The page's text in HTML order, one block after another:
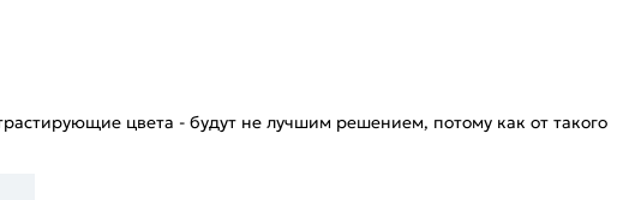
цвета - будут не лучшим решением, потому как от такого